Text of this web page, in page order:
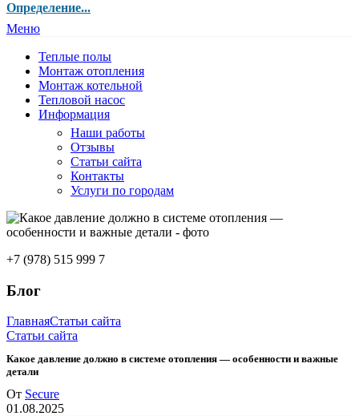
Определение...
Меню
Теплые полы
Монтаж отопления
Монтаж котельной
Тепловой насос
Информация
Наши работы
Отзывы
Статьи сайта
Контакты
Услуги по городам
+7 (978) 515 999 7
Блог
ГлавнаяСтатьи сайта
Статьи сайта
Какое давление должно в системе отопления — особенности и важные
детали
От Secure
01.08.2025